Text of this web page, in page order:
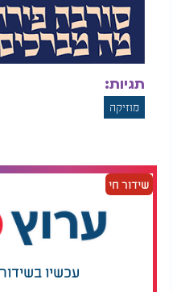
תגיות:
מוזיקה
שידור חי
עכשיו